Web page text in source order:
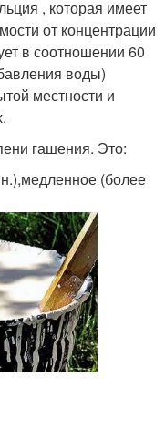
, которая имеет
от концентрации
в соотношении 60
воды)
местности и
гашения. Это:
(более